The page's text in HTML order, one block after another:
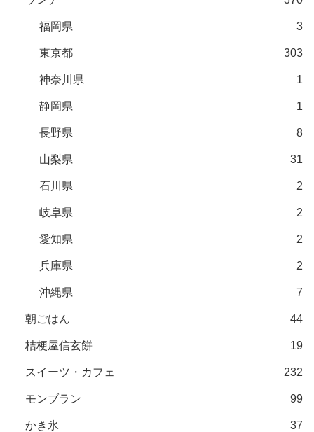
福岡県 3
東京都 303
神奈川県 1
静岡県 1
長野県 8
山梨県 31
石川県 2
岐阜県 2
愛知県 2
兵庫県 2
沖縄県 7
朝ごはん 44
桔梗屋信玄餅 19
スイーツ・カフェ 232
モンブラン 99
かき氷 37